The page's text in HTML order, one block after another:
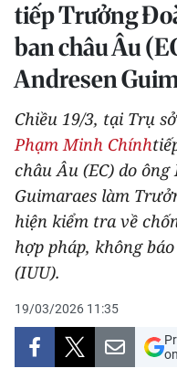
GIÁO DỤC
Y TẾ
MÔI TRƯỜNG
BẠN ĐỌC
KIỂM CHỨNG THÔNG
TRI THỨC CHUYÊN SÂU
54 DÂN TỘC VIỆT NAM
CHƯƠNG TRÌNH OCOP
tiếp Trưởng
ban châu Âu
Andresen
Chiều 19/3, tại Trụ
Phạm Minh Chính
châu Âu (EC) do
Guimaraes làm
hiện kiểm tra về
hợp pháp, không
(IUU).
19/03/2026 11:35